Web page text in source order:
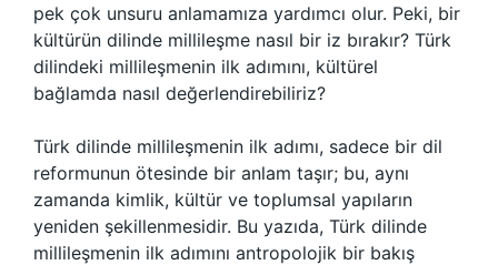
pek çok unsuru anlamamıza yardımcı olur. Peki, bir
kültürün dilinde millileşme nasıl bir iz bırakır? Türk
dilindeki millileşmenin ilk adımını, kültürel
bağlamda nasıl değerlendirebiliriz?
Türk dilinde millileşmenin ilk adımı, sadece bir dil
reformunun ötesinde bir anlam taşır; bu, aynı
zamanda kimlik, kültür ve toplumsal yapıların
yeniden şekillenmesidir. Bu yazıda, Türk dilinde
millileşmenin ilk adımını antropolojik bir bakış